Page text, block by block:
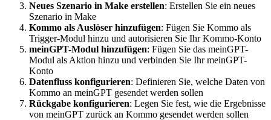
Neues Szenario in Make erstellen: Erstellen Sie ein neues
Szenario in Make
Kommo als Auslöser hinzufügen: Fügen Sie Kommo als
Trigger-Modul hinzu und autorisieren Sie Ihr Kommo-Konto
meinGPT-Modul hinzufügen: Fügen Sie das meinGPT-
Modul als Aktion hinzu und verbinden Sie Ihr meinGPT-
Konto
Datenfluss konfigurieren: Definieren Sie, welche Daten von
Kommo an meinGPT gesendet werden sollen
Rückgabe konfigurieren: Legen Sie fest, wie die Ergebnisse
von meinGPT zurück an Kommo gesendet werden sollen